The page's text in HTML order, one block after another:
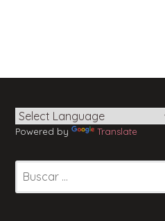
Powered by Translate